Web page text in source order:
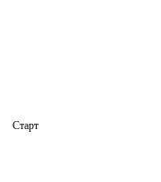
Старт